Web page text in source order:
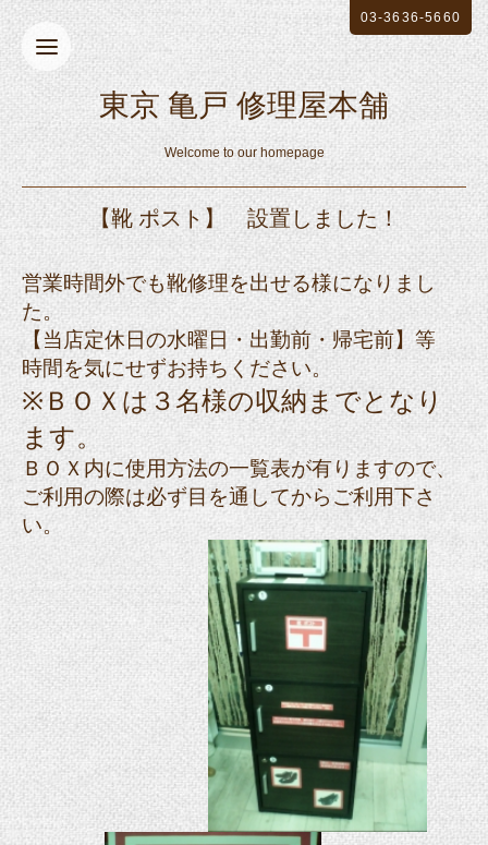
東京 亀戸 修理屋本舗
Welcome to our homepage
03-3636-5660
【靴 ポスト】 設置しました！
営業時間外でも靴修理を出せる様になりまし
た。
【当店定休日の水曜日・出勤前・帰宅前】等
時間を気にせずお持ちください。
※ＢＯＸは３名様の収納までとなり
ます。
ＢＯＸ内に使用方法の一覧表が有りますので、
ご利用の際は必ず目を通してからご利用下さ
い。